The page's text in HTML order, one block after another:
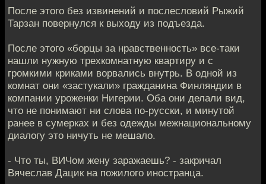
После этого без извинений и послесловий Рыжий
Тарзан повернулся к выходу из подъезда.
После этого «борцы за нравственность» все-таки
нашли нужную трехкомнатную квартиру и с
громкими криками ворвались внутрь. В одной из
комнат они «застукали» гражданина Финляндии в
компании уроженки Нигерии. Оба они делали вид,
что не понимают ни слова по-русски, и минутой
ранее в сумерках и без одежды межнациональному
диалогу это ничуть не мешало.
- Что ты, ВИЧом жену заражаешь? - закричал
Вячеслав Дацик на пожилого иностранца.